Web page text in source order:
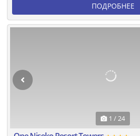
ПОДРОБНЕЕ
1 / 24